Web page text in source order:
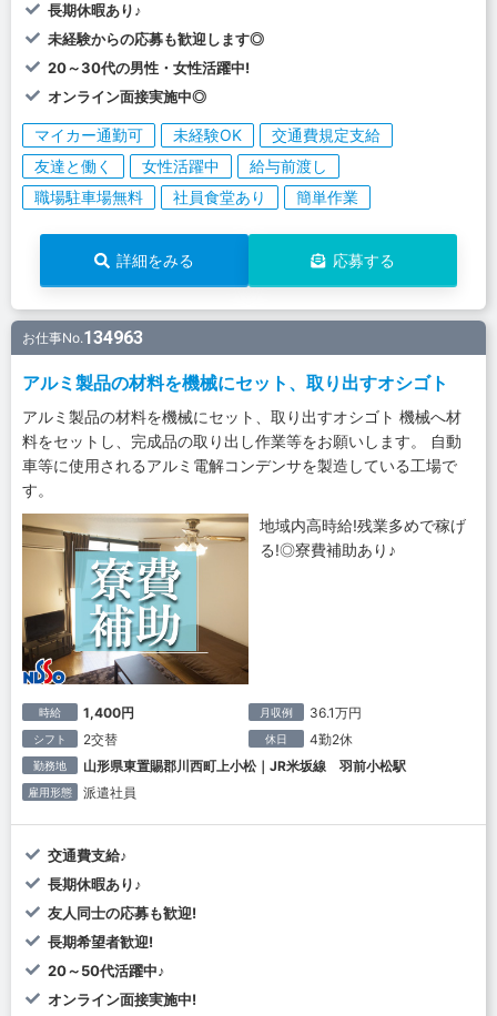
長期休暇あり♪
未経験からの応募も歓迎します◎
20～30代の男性・女性活躍中!
オンライン面接実施中◎
マイカー通勤可 未経験OK
交通費規定支給
友達と働く
女性活躍中
給与前渡し
職場駐車場無料
社員食堂あり 簡単作業
詳細をみる 応募する
お仕事No.134963
アルミ製品の材料を機械にセット、取り出すオシゴト
アルミ製品の材料を機械にセット、取り出すオシゴト 機械へ材
料をセットし、完成品の取り出し作業等をお願いします。 自動
車等に使用されるアルミ電解コンデンサを製造している工場で
す。
地域内高時給!残業多めで稼げ
る!◎寮費補助あり♪
時給 1,400円 月収例 36.1万円
シフト 2交替 休日 4勤2休
勤務地 山形県東置賜郡川西町上小松｜JR米坂線 羽前小松駅
雇用形態 派遣社員
交通費支給♪
長期休暇あり♪
友人同士の応募も歓迎!
長期希望者歓迎!
20～50代活躍中♪
オンライン面接実施中!